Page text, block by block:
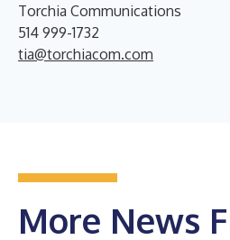
Torchia Communications
514 999-1732
tia@torchiacom.com
More News